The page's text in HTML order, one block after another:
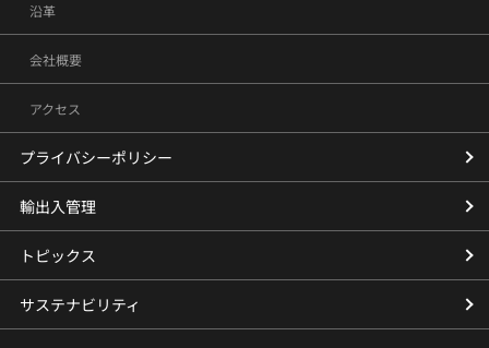
沿革
会社概要
アクセス
プライバシーポリシー
輸出入管理
トピックス
サステナビリティ